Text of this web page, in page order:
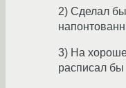
2) Сделал
3) На
расписал бы